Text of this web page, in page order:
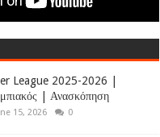
League 2025-2026 |
| Ανασκόπηση
15, 2026 0